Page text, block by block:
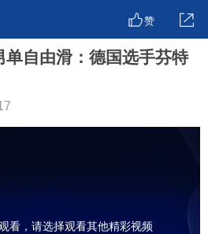
赞
自由滑：德国选手芬特
看，请选择观看其他精彩视频